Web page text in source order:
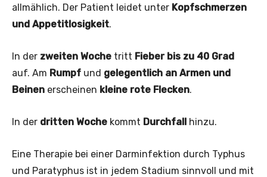
allmählich. Der Patient leidet unter Kopfschmerzen
und Appetitlosigkeit.
In der zweiten Woche tritt Fieber bis zu 40 Grad
auf. Am Rumpf und gelegentlich an Armen und
Beinen erscheinen kleine rote Flecken.
In der dritten Woche kommt Durchfall hinzu.
Eine Therapie bei einer Darminfektion durch Typhus
und Paratyphus ist in jedem Stadium sinnvoll und mit